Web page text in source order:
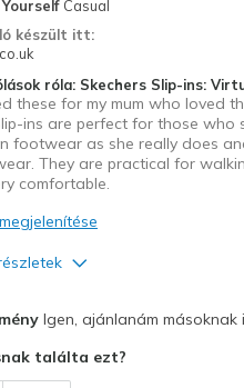
Feels true to size
Shoes are for Wearing
Casual
készült itt:
róla: Skechers Slip-ins:
these for my mum who loved
ins are perfect for those who
footwear as she really does
They are practical for
comfortable.
Igen, ajánlanám másoknak
találta ezt?